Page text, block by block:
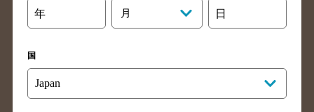
大阪府のバー検索
京都府のバー検索
広島県のバー検索
山口県のバー検索
鳥取県のバー検索
年 月 日
国